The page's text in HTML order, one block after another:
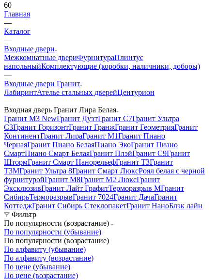
60
Главная
—
Каталог
—
Входные двери
Межкомнатные двериФурнитураПлинтус
напольныйКомплектующие (коробки, наличники, доборы)
—
Входные двери Гранит
ЛабиринтАтелье стальных дверейЦентурион
—
Входная дверь Гранит Лира Белая
Гранит М3 NewГранит ДуэтГранит С7Гранит Ультра
C3Гранит ГоризонтГранит ГранжГранит ГеометрияГранит
КонтинентГранит ЛираГранит М1Гранит Пиано
ЧернаяГранит Пиано БелаяПиано ЭкоГранит Пиано
СмартПиано Смарт БелаяГранит ПлэйГранит С9Гранит
ШтормГранит Смарт НанорельефГранит Т3Гранит
Т3МГранит Ультра 8Гранит Смарт ЛюксРоял белая с черной
фурнитуройГранит М8Гранит М2 ЛюксГранит
ЭксклюзивГранит Лайт ГрафитТерморазрыв МГранит
СибирьТерморазрывГранит 7024Гранит ДачаГранит
КоттеджГранит Сибирь СтеклопакетГранит НаноБлэк лайн
Фильтр
По популярности (возрастание)
По популярности (убывание)
По популярности (возрастание)
По алфавиту (убывание)
По алфавиту (возрастание)
По цене (убывание)
По цене (возрастание)